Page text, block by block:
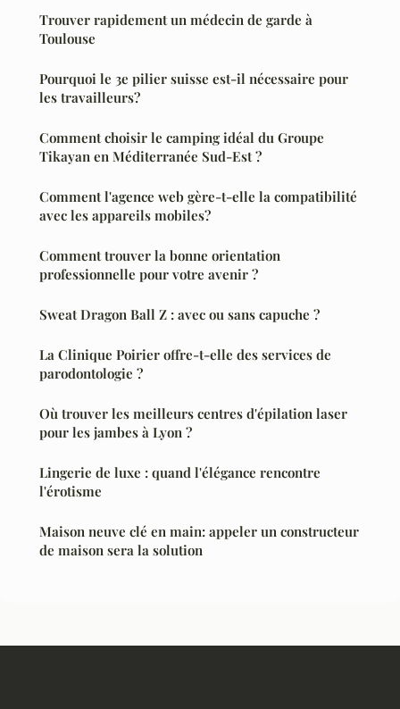
Trouver rapidement un médecin de garde à
Toulouse
Pourquoi le 3e pilier suisse est-il nécessaire pour
les travailleurs?
Comment choisir le camping idéal du Groupe
Tikayan en Méditerranée Sud-Est ?
Comment l'agence web gère-t-elle la compatibilité
avec les appareils mobiles?
Comment trouver la bonne orientation
professionnelle pour votre avenir ?
Sweat Dragon Ball Z : avec ou sans capuche ?
La Clinique Poirier offre-t-elle des services de
parodontologie ?
Où trouver les meilleurs centres d'épilation laser
pour les jambes à Lyon ?
Lingerie de luxe : quand l'élégance rencontre
l'érotisme
Maison neuve clé en main: appeler un constructeur
de maison sera la solution